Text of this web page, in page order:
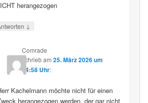
herangezogen
↓
Comrade
schriebam 25. März 2026 um
14:58 Uhr:
Kachelmann möchte nicht für einen
herangezogen werden, der gar nicht